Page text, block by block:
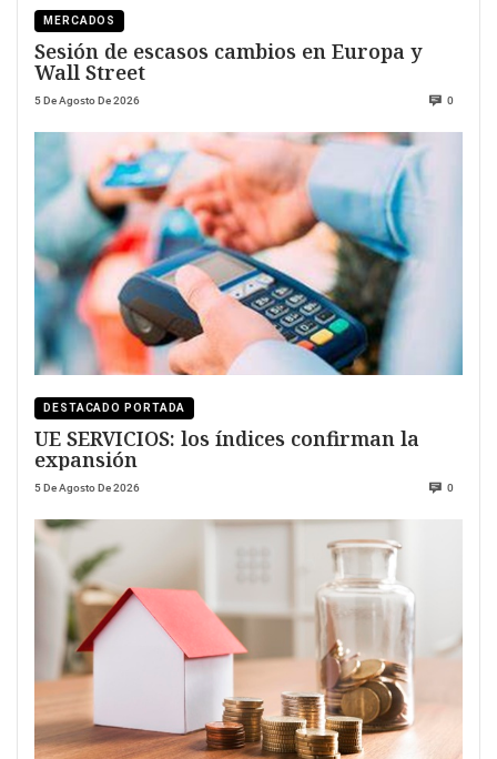
MERCADOS
Sesión de escasos cambios en Europa y
Wall Street
5 De Agosto De 2026 0
DESTACADO PORTADA
UE SERVICIOS: los índices confirman la
expansión
5 De Agosto De 2026 0